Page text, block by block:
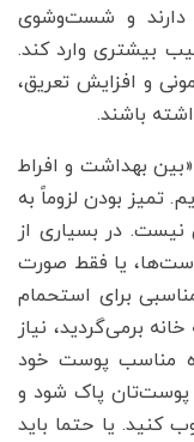
دارند و شست‌وشوی
بیشتری وارد کند.
و افزایش تعریق،
باشند.
بهداشت و افراط
تمیز بودن لزوماً به
در بسیاری از
یا فقط صورت
برای استحمام
برمی‌گردید، نیاز
مناسب پوست خود
پوست‌تان پاک شود و
کنید. یا حتما باید